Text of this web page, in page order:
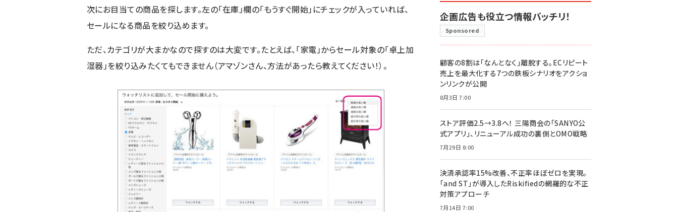
次にお目当ての商品を探します。左の「在庫」欄の「もうすぐ開始」にチェックが入っていれば、
セールになる商品を絞り込めます。
ただ、カテゴリが大まかなので探すのは大変です。たとえば、「家電」からセール対象の「卓上加
湿器」を絞り込みたくてもできません（アマゾンさん、方法があったら教えてください！）。
企画広告も役立つ情報バッチリ！
Sponsored
顧客の8割は「なんとなく」離脱する。ECリピート
売上を最大化する7つの鉄板シナリオをアクショ
ンリンクが公開
8月3日 7:00
ストア評価2.5→3.8へ！ 三陽商会の「SANYO公
式アプリ」、リニューアル成功の裏側とOMO戦略
7月29日 8:00
決済承認率15%改善、不正率ほぼゼロを実現。
「and ST」が導入したRiskifiedの網羅的な不正
対策アプローチ
7月14日 7:00